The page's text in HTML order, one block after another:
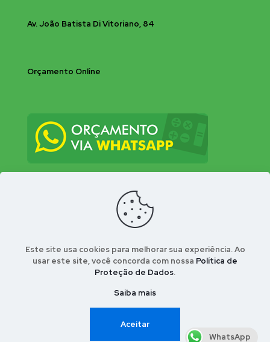
Av. João Batista Di Vitoriano, 84
Orçamento Online
© 2026 Bio-Insecta Controle Integrado de Pragas
Urbanas . Desenvolvido por Conect Webla - Portal
Este site usa cookies para melhorar sua experiência. Ao
usar este site, você concorda com nossa Política de
Proteção de Dados.
Saiba mais
Aceitar
WhatsApp